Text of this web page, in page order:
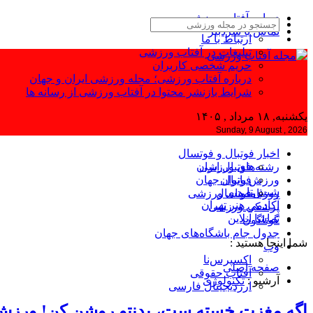
درباره آفتاب ورزشی
تماس با سردبیر
ارتباط با ما
تبلیغات در آفتاب ورزشی
حریم شخصی کاربران
درباره آفتاب ورزشی؛ مجله ورزشی ایران و جهان
شرایط بازنشر محتوا در آفتاب ورزشی از رسانه ها
یکشنبه, ۱۸ مرداد , ۱۴۰۵
Sunday, 9 August , 2026
اخبار فوتبال و فوتسال
فوتبال ایران
فوتبال جهان
فوتسال
رشته‌های ورزشی
ورزش بانوان
روزنامه‌های ورزشی
پزشکی ورزشی
گوناگون
جدول جام باشگاه‌های جهان
وب
اکسپرس‌نا
آفتاب حقوقی
ارزدیجیتال فارسی
شیش‌تا
آکادمی هنر تهران
تماشا آنلاین
شما اینجا هستید :
صفحه اصلی
آرشیو :تکنولوژی